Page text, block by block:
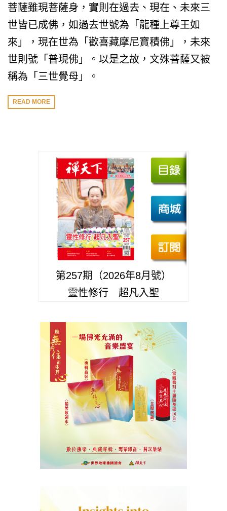
菩薩雖現菩薩身，實則在過去、現在、未來三
世皆已成佛，如過去世號為「龍種上尊王如
來」，現在世為「歡喜藏摩尼寶積佛」，未來
世則號「普現佛」。以是之故，文殊菩薩又被
稱為「三世覺母」。
READ MORE
第257期（2026年8月號）
靈性修行 超凡入聖